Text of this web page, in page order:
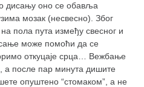
дисању оно се обавља
мозак (несвесно). Због
пола пута између свесног и
може помоћи да се
откуцаје срца… Вежбање
а после пар минута дишите
опуштено “стомаком”, а не